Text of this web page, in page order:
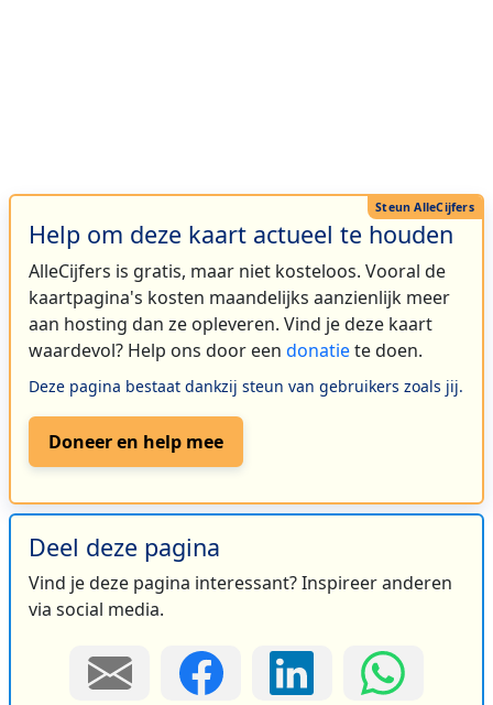
Help om deze kaart actueel te houden
AlleCijfers is gratis, maar niet kosteloos. Vooral de
kaartpagina's kosten maandelijks aanzienlijk meer
aan hosting dan ze opleveren. Vind je deze kaart
waardevol? Help ons door een donatiete doen.
Deze pagina bestaat dankzij steun van gebruikers zoals jij.
Doneer en help mee
Deel deze pagina
Vind je deze pagina interessant? Inspireer anderen
via social media.